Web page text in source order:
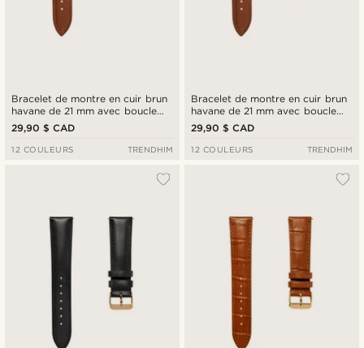
Bracelet de montre en cuir brun
havane de 21 mm avec boucle
rose gold - Système de fixation
rapide
29,90 $ CAD
12 COULEURS TRENDHIM
Bracelet de montre en cuir brun
havane de 21 mm avec boucle
dorée - Système de fixation
rapide
29,90 $ CAD
12 COULEURS TRENDHIM